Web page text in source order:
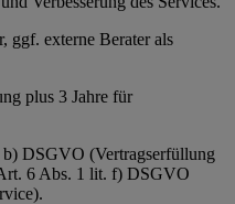
ggf. externe Berater als
plus 3 Jahre für
DSGVO (Vertragserfüllung
6 Abs. 1 lit. f) DSGVO